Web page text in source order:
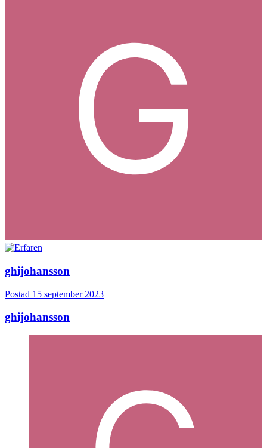
ghijohansson
Postad 15 september 2023
ghijohansson